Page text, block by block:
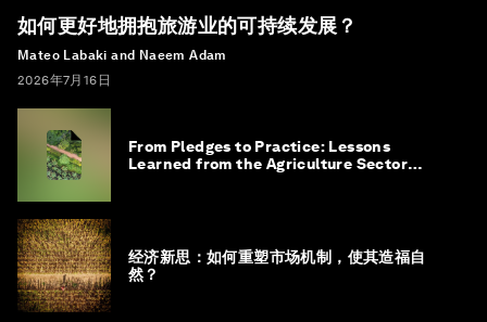
如何更好地拥抱旅游业的可持续发展？
Mateo Labaki and Naeem Adam
2026年7月16日
From Pledges to Practice: Lessons
Learned from the Agriculture Sector
经济新思：如何重塑市场机制，使其造福自
然？